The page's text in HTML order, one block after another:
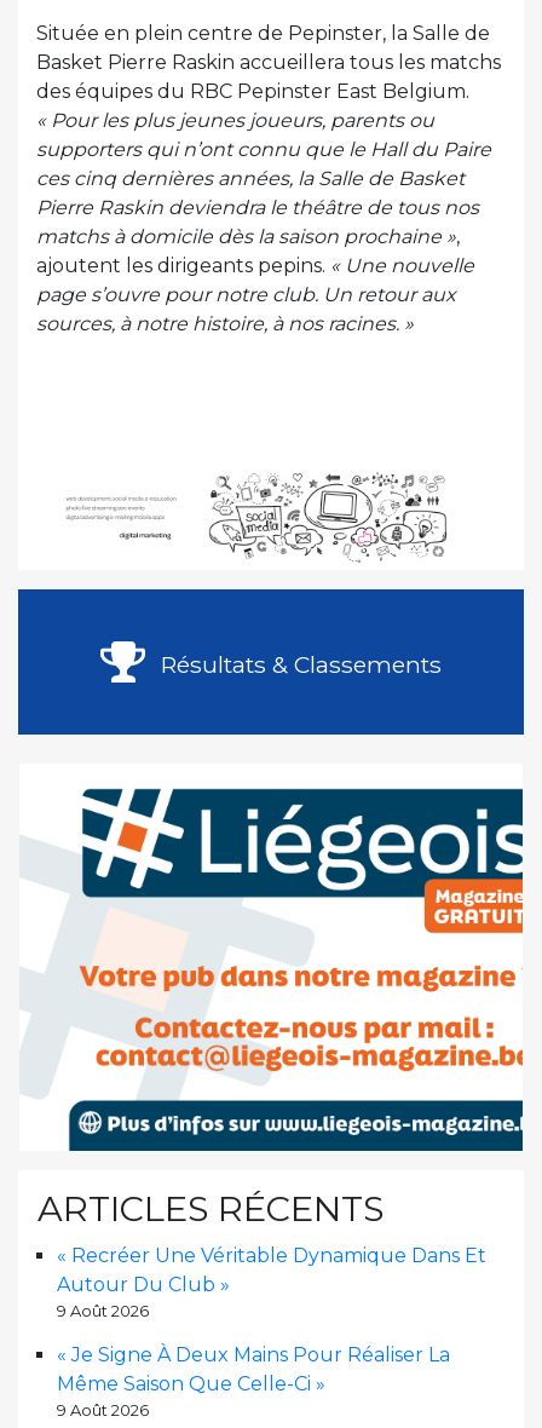
Située en plein centre de Pepinster, la Salle de
Basket Pierre Raskin accueillera tous les matchs
des équipes du RBC Pepinster East Belgium.
« Pour les plus jeunes joueurs, parents ou
supporters qui n’ont connu que le Hall du Paire
ces cinq dernières années, la Salle de Basket
Pierre Raskin deviendra le théâtre de tous nos
matchs à domicile dès la saison prochaine »,
ajoutent les dirigeants pepins. « Une nouvelle
page s’ouvre pour notre club. Un retour aux
sources, à notre histoire, à nos racines. »
Résultats & Classements
ARTICLES RÉCENTS
« Recréer Une Véritable Dynamique Dans Et
Autour Du Club »
9 Août 2026
« Je Signe À Deux Mains Pour Réaliser La
Même Saison Que Celle-Ci »
9 Août 2026